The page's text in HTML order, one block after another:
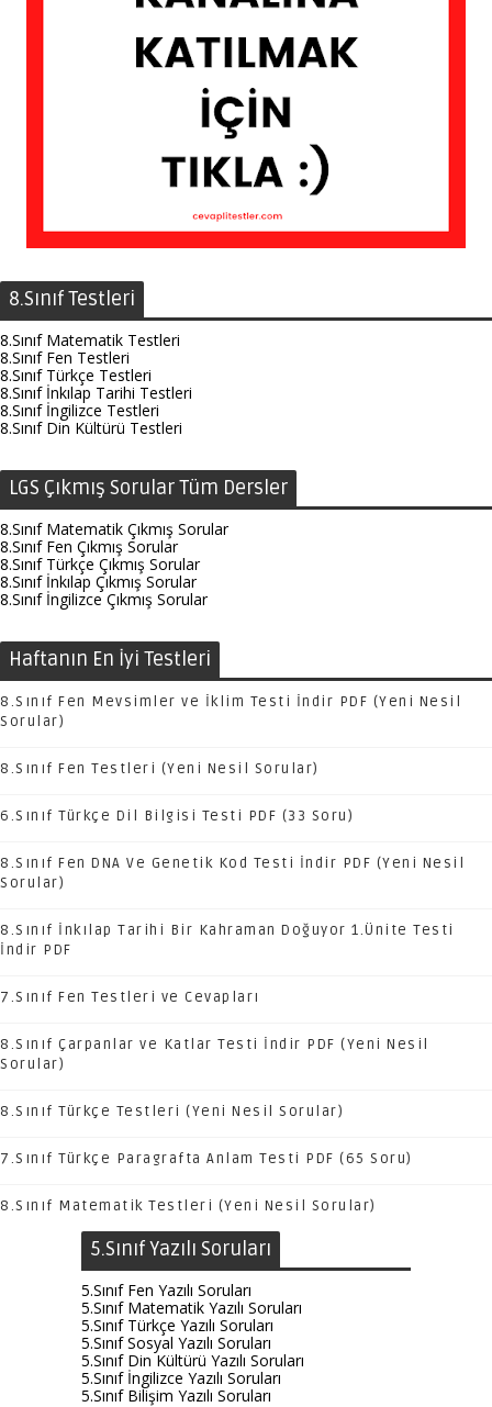
8.Sınıf Testleri
8.Sınıf Matematik Testleri
8.Sınıf Fen Testleri
8.Sınıf Türkçe Testleri
8.Sınıf İnkılap Tarihi Testleri
8.Sınıf İngilizce Testleri
8.Sınıf Din Kültürü Testleri
LGS Çıkmış Sorular Tüm Dersler
8.Sınıf Matematik Çıkmış Sorular
8.Sınıf Fen Çıkmış Sorular
8.Sınıf Türkçe Çıkmış Sorular
8.Sınıf İnkılap Çıkmış Sorular
8.Sınıf İngilizce Çıkmış Sorular
Haftanın En İyi Testleri
8.Sınıf Fen Mevsimler ve İklim Testi İndir PDF (Yeni Nesil
Sorular)
8.Sınıf Fen Testleri (Yeni Nesil Sorular)
6.Sınıf Türkçe Dil Bilgisi Testi PDF (33 Soru)
8.Sınıf Fen DNA Ve Genetik Kod Testi İndir PDF (Yeni Nesil
Sorular)
8.Sınıf İnkılap Tarihi Bir Kahraman Doğuyor 1.Ünite Testi
İndir PDF
7.Sınıf Fen Testleri ve Cevapları
8.Sınıf Çarpanlar ve Katlar Testi İndir PDF (Yeni Nesil
Sorular)
8.Sınıf Türkçe Testleri (Yeni Nesil Sorular)
7.Sınıf Türkçe Paragrafta Anlam Testi PDF (65 Soru)
8.Sınıf Matematik Testleri (Yeni Nesil Sorular)
5.Sınıf Yazılı Soruları
5.Sınıf Fen Yazılı Soruları
5.Sınıf Matematik Yazılı Soruları
5.Sınıf Türkçe Yazılı Soruları
5.Sınıf Sosyal Yazılı Soruları
5.Sınıf Din Kültürü Yazılı Soruları
5.Sınıf İngilizce Yazılı Soruları
5.Sınıf Bilişim Yazılı Soruları